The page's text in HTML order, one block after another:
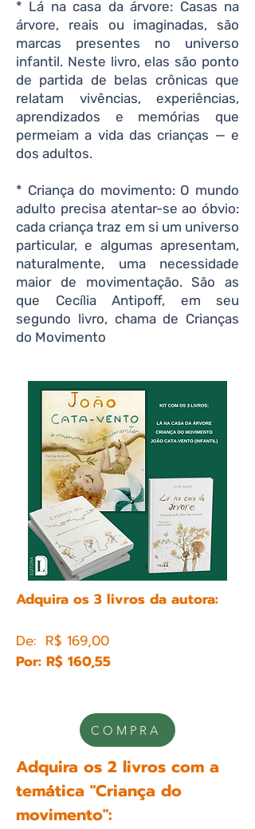
* Lá na casa da árvore: Casas na
árvore, reais ou imaginadas, são
marcas presentes no universo
infantil. Neste livro, elas são ponto
de partida de belas crônicas que
relatam vivências, experiências,
aprendizados e memórias que
permeiam a vida das crianças — e
dos adultos.
* Criança do movimento: O mundo
adulto precisa atentar-se ao óbvio:
cada criança traz em si um universo
particular, e algumas apresentam,
naturalmente, uma necessidade
maior de movimentação. São as
que Cecília Antipoff, em seu
segundo livro, chama de Crianças
do Movimento
Adquira os 3 livros da autora:
De: R$ 169,00
Por: R$ 160,55
COMPRA
Adquira os 2 livros com a
temática "Criança do
movimento":